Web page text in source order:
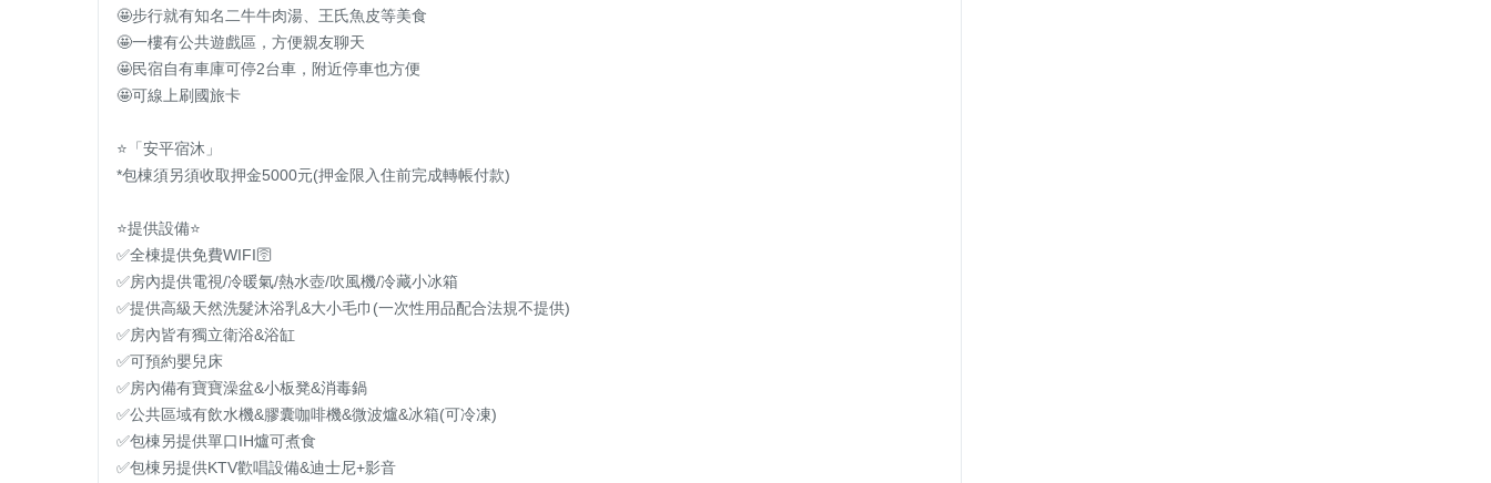
🤩步行就有知名二牛牛肉湯、王氏魚皮等美食
🤩一樓有公共遊戲區，方便親友聊天
🤩民宿自有車庫可停2台車，附近停車也方便
🤩可線上刷國旅卡
⭐️「安平宿沐」
*包棟須另須收取押金5000元(押金限入住前完成轉帳付款)
⭐️提供設備⭐️
✅全棟提供免費WIFI🛜
✅房內提供電視/冷暖氣/熱水壺/吹風機/冷藏小冰箱
✅提供高級天然洗髮沐浴乳&大小毛巾(一次性用品配合法規不提供)
✅房內皆有獨立衛浴&浴缸
✅可預約嬰兒床
✅房內備有寶寶澡盆&小板凳&消毒鍋
✅公共區域有飲水機&膠囊咖啡機&微波爐&冰箱(可冷凍)
✅包棟另提供單口IH爐可煮食
✅包棟另提供KTV歡唱設備&迪士尼+影音